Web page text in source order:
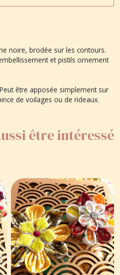
noire, brodée sur les contours.
et pistils ornement
être apposée simplement sur
de voilages ou de rideaux.
être intéressé